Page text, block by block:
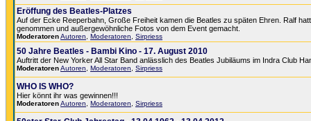
Eröffung des Beatles-Platzes
Auf der Ecke Reeperbahn, Große Freiheit kamen die Beatles zu späten Ehren. Ralf
genommen und außergewöhnliche Fotos von dem Event gemacht.
ModeratorenAutoren Moderatoren Sirpriess
50 Jahre Beatles - Bambi Kino - 17. August 2010
Auftritt der New Yorker All Star Band anlässlich des Beatles Jubiläums im Indra Club
ModeratorenAutoren Moderatoren Sirpriess
WHO IS WHO?
Hier könnt ihr was gewinnen!!!
ModeratorenAutoren Moderatoren Sirpriess